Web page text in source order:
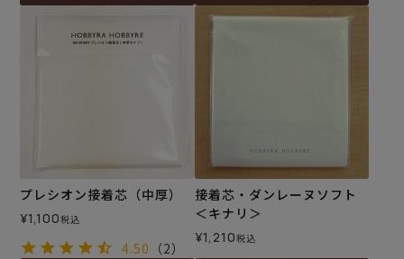
プレシオン接着芯（中厚）
¥1,100税込
4.50 （2）
接着芯・ダンレーヌソフト
＜キナリ＞
¥1,210税込